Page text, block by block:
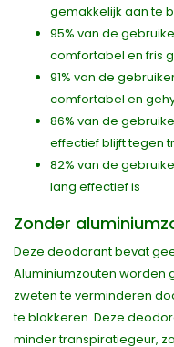
gemakkelijk aan te
95% van de
comfortabel en fris
91% van de
comfortabel en
86% van de
effectief blijft tegen
82% van de
lang effectief is
Zonder
Deze deodorant bevat
Aluminiumzouten worden
zweten te verminderen
te blokkeren. Deze
minder transpiratiegeur,